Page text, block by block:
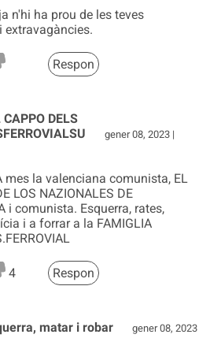
n'hi ha prou de les teves
extravagàncies.
Respon
DELS
gener 08, 2023 |
mes la valenciana comunista, EL
LOS NAZIONALES DE
i comunista. Esquerra, rates,
i a forrar a la FAMIGLIA
4 Respon
matar i robar
gener 08, 2023